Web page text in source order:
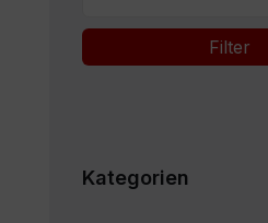
Filter
Kategorien